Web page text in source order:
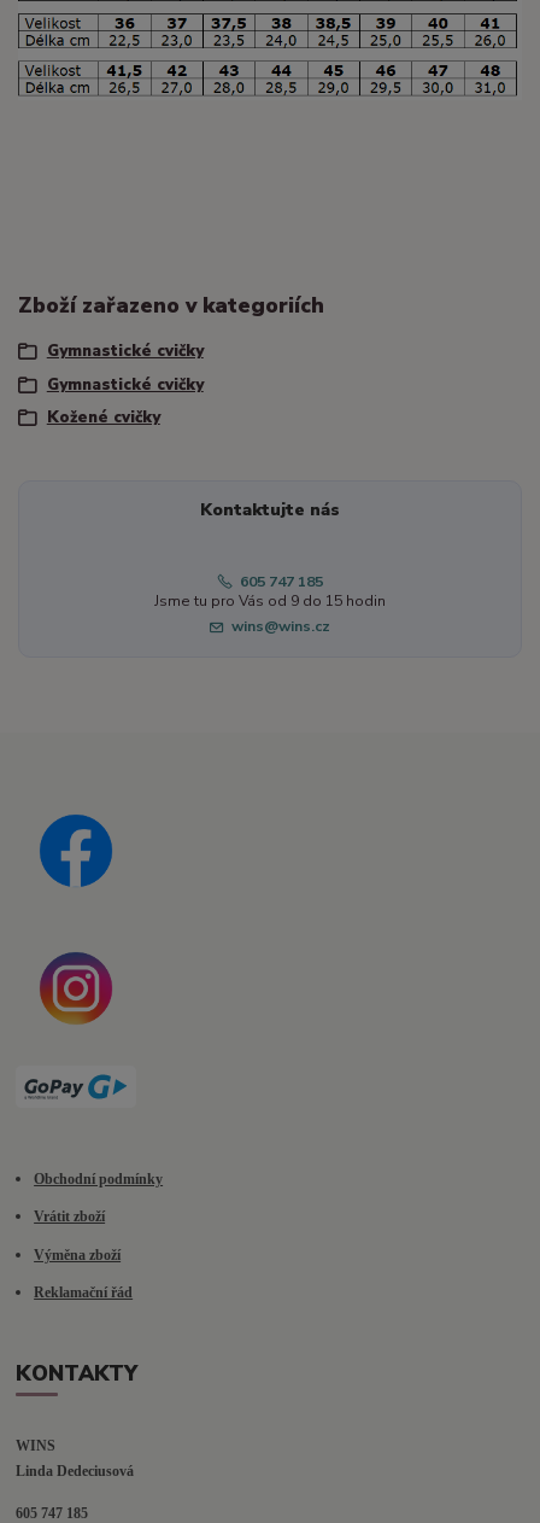
Zboží zařazeno v kategoriích
Gymnastické cvičky
Gymnastické cvičky
Kožené cvičky
Kontaktujte nás
605 747 185
Jsme tu pro Vás od 9 do 15 hodin
wins@wins.cz
Obchodní podmínky
Vrátit zboží
Výměna zboží
Reklamační řád
KONTAKTY
WINS
Linda Dedeciusová
605 747 185